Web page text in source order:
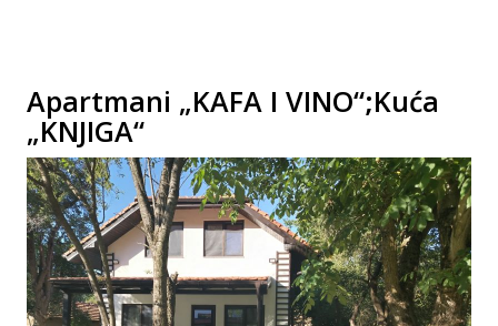
Apartmani „KAFA I VINO“;Kuća
„KNJIGA“